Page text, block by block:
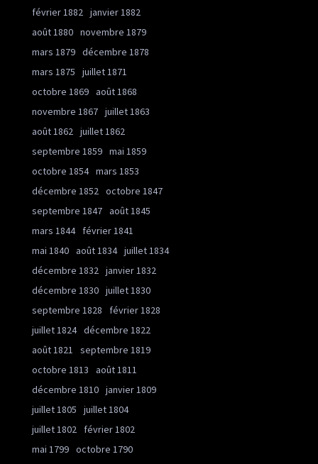
février 1882 janvier 1882
août 1880 novembre 1879
mars 1879 décembre 1878
mars 1875
juillet 1871
octobre 1869 août 1868
novembre 1867 juillet 1863
août 1862 juillet 1862
septembre 1859 mai 1859
octobre 1854 mars 1853
décembre 1852 octobre 1847
septembre 1847 août 1845
mars 1844
février 1841
mai 1840 août 1834 juillet 1834
décembre 1832 janvier 1832
décembre 1830 juillet 1830
septembre 1828
février 1828
juillet 1824 décembre 1822
août 1821
septembre 1819
octobre 1813
août 1811
décembre 1810 janvier 1809
juillet 1805
juillet 1804
juillet 1802
février 1802
mai 1799 octobre 1790